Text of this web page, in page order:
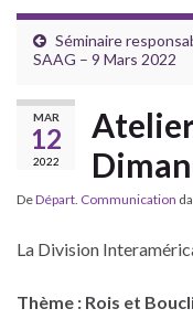
Séminaire
SAAG – 9 Mars 2022
MAR
12
2022
DeDépart. Communication
La Division
Thème : Rois et